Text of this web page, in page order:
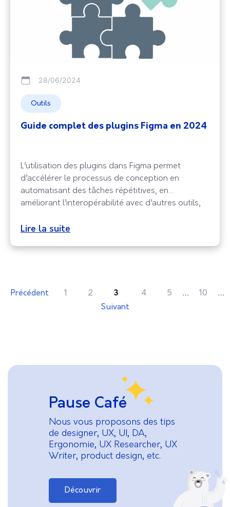
28/06/2024
Outils
Guide complet des plugins Figma en 2024
L’utilisation des plugins dans Figma permet
d’accélérer le processus de conception en
automatisant des tâches répétitives, en
améliorant l’interopérabilité avec d’autres outils,
à des interfaces utilisateur améliorées et des
inégalée, permettant aux designers de créer des
Lire la suite
Précédent 1 2 3 4 5 … 10 …
Suivant
Pause Café
Nous vous proposons des tips
de designer, UX, UI, DA,
Ergonomie, UX Researcher, UX
Writer, product design, etc.
Découvrir